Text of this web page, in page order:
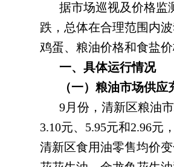
据市场巡视及价格监
跌 ， 总体在合理范围内
鸡蛋、粮油价格和食盐价
一、具体运行情况
（一）粮油市场供应
9月份 ， 清新区粮油
3.10元、5.95元和2.96元 ，
清新区食用油零售均价